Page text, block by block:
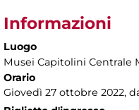
Informazioni
Luogo
Musei Capitolini Centrale
Orario
Giovedì 27 ottobre 2022,